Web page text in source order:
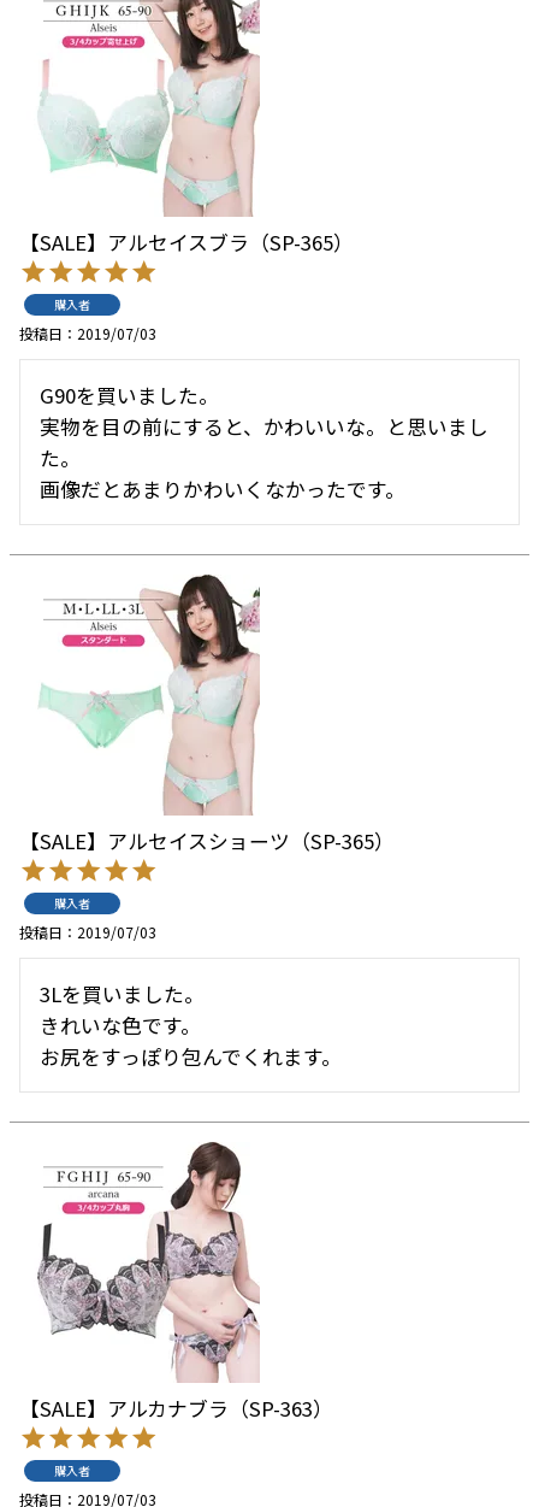
【SALE】アルセイスブラ（SP-365）
購入者
投稿日 2019/07/03
G90を買いました。
実物を目の前にすると、かわいいな。と思いまし
た。
画像だとあまりかわいくなかったです。
【SALE】アルセイスショーツ（SP-365）
購入者
投稿日 2019/07/03
3Lを買いました。
きれいな色です。
お尻をすっぽり包んでくれます。
【SALE】アルカナブラ（SP-363）
購入者
投稿日 2019/07/03